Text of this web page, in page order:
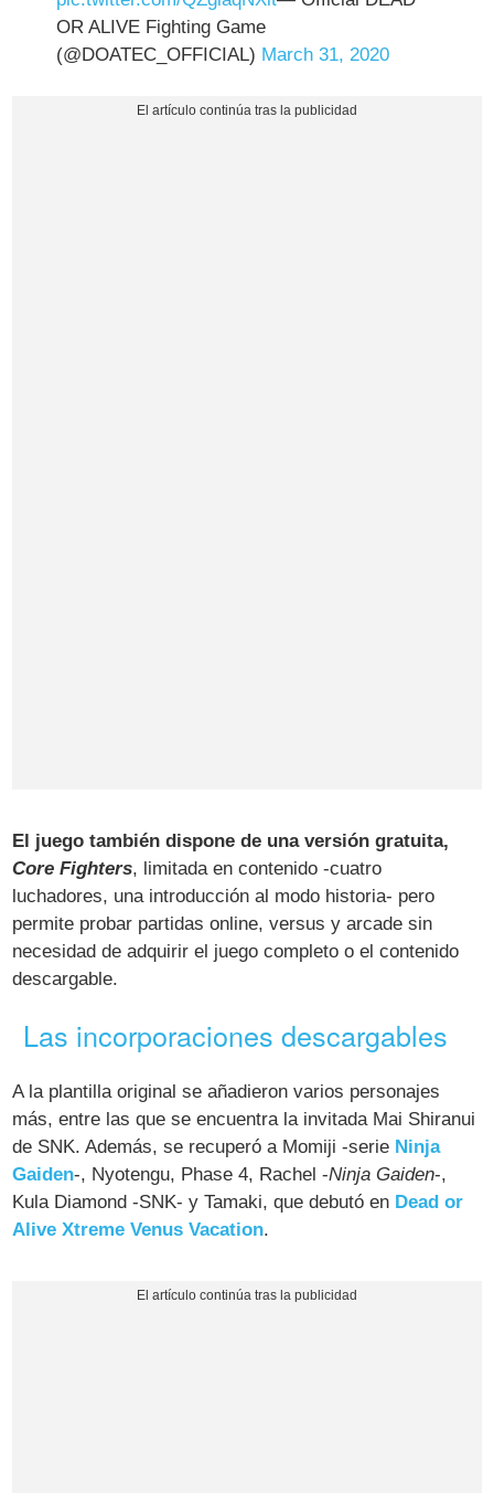
OR ALIVE Fighting Game
(@DOATEC_OFFICIAL) March 31, 2020
El juego también dispone de una versión gratuita,
Core Fighters, limitada en contenido -cuatro
luchadores, una introducción al modo historia- pero
permite probar partidas online, versus y arcade sin
necesidad de adquirir el juego completo o el contenido
descargable.
Las incorporaciones descargables
A la plantilla original se añadieron varios personajes
más, entre las que se encuentra la invitada Mai Shiranui
de SNK. Además, se recuperó a Momiji -serie Ninja
Gaiden-, Nyotengu, Phase 4, Rachel -Ninja Gaiden-,
Kula Diamond -SNK- y Tamaki, que debutó en Dead or
Alive Xtreme Venus Vacation.